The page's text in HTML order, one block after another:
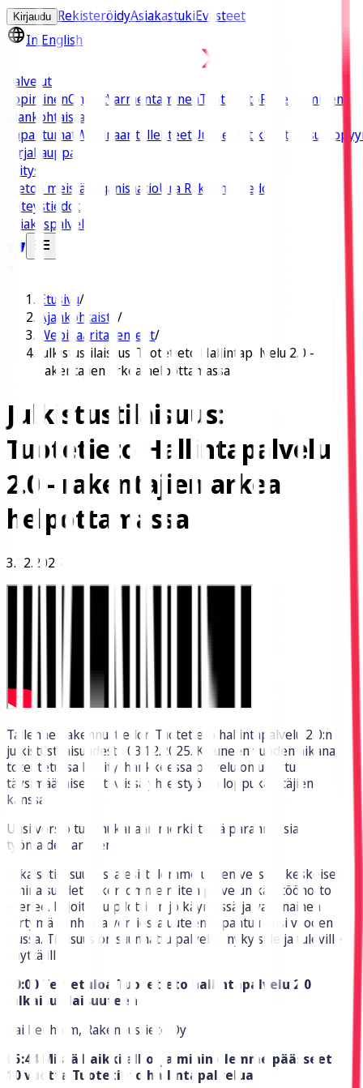
Kirjaudu RekisteröidyAsiakastukiEvästeet
In English
Palvelut
SopiminenOhjeetVarmentaminenTuotetietoRakentaminen
Ajankohtaista
Tapahtumat Webinaaritallenteet Uutiset Artikkelit
Kirjakauppa
Yritys
Tietoa meistä OrganisaatioUra Rakennustiedolla
Yhteystiedot
Asiakaspalvelu
Etusivu/
Ajankohtaista /
Webinaaritallenteet/
Julkistustilaisuus: Tuotetieto Hallintapalvelu 2.0 -
rakentajien arkea helpottamassa
Julkistustilaisuus:
Tuotetieto Hallintapalvelu
2.0 - rakentajien arkea
helpottamassa
3.12.2025
Tallenne Rakennustiedon Tuotetieto hallintapalvelu 2.0:n
julkistustilaisuudesta 03.12.2025. Kuluneen vuoden aikana
toteutetussa kehityshankkeessa palvelu on uusittu
täysimääräisesti tiiviissä yhteistyössä loppukäyttäjien
kanssa.
Uusi versio tuo mukanaan merkittäviä parannuksia
työmaiden arkeen:
Julkaisutilaisuudessa esittelemme uuden version keskeiset
ominaisuudet ja kerromme miten palvelun käyttöönotto
etenee. Rajoitettu pilotti on jo käynnissä ja varsinainen
siirtymä vanhasta versiosta uuteen tapahtuu ensi vuoden
alussa. Tilaisuus on suunnattu palvelun nykyisille ja tuleville
käyttäjille.
00:00 Tervetuloa Tuotetieto hallintapalvelu 2.0 -
julkaisutilaisuuteen
Kai Renholm, Rakennustieto Oy
05:44 Mistä kaikki alkoi ja mihin olemme päässeet -
10 vuotta Tuotetieto hallintapalvelua